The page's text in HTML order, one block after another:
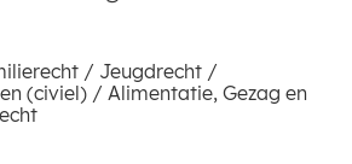
/ Jeugdrecht /
(civiel) / Alimentatie, Gezag en